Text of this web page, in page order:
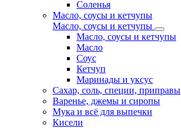
Соленья
Масло, соусы и кетчупы
Масло, соусы и кетчупы
Масло, соусы и кетчупы
Масло
Соус
Кетчуп
Маринады и уксус
Сахар, соль, специи, приправы
Варенье, джемы и сиропы
Мука и всё для выпечки
Кисели